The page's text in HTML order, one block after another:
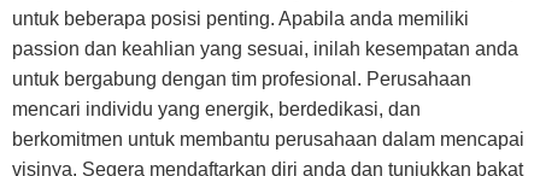
untuk beberapa posisi penting. Apabila anda memiliki
passion dan keahlian yang sesuai, inilah kesempatan anda
untuk bergabung dengan tim profesional. Perusahaan
mencari individu yang energik, berdedikasi, dan
berkomitmen untuk membantu perusahaan dalam mencapai
visinya. Segera mendaftarkan diri anda dan tunjukkan bakat